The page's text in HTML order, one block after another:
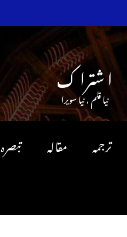
ا شترا ک
نیا قلم ، نیا سویرا
ترجمہ مقالہ تبصرہ